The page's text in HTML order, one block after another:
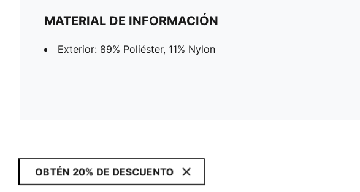
MATERIAL DE INFORMACIÓN
Exterior: 89% Poliéster, 11% Nylon
OBTÉN 20% DE DESCUENTO